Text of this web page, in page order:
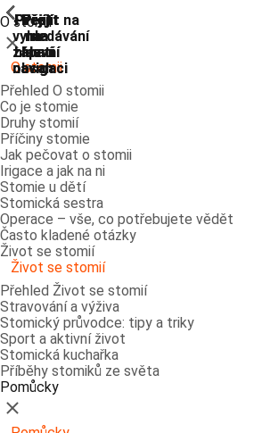
Přejít na
vyhledávání
Přejít
na
hlavní
navigaci
Přejít
na
hlavní
navigaci
Přejít
na
hlavní
obsah
Přejít
na
zápatí
O stomii
ShowPrevious
Zavřít
O stomii
Přehled O stomii
Co je stomie
Druhy stomií
Příčiny stomie
Jak pečovat o stomii
Irigace a jak na ni
Stomie u dětí
Stomická sestra
Operace – vše, co potřebujete vědět
Často kladené otázky
Život se stomií
ShowPrevious
Život se stomií
Přehled Život se stomií
Stravování a výživa
Stomický průvodce: tipy a triky
Sport a aktivní život
Stomická kuchařka
Příběhy stomiků ze světa
Pomůcky
ShowPrevious
Zavřít
ShowPrevious
ShowPrevious
ShowPrevious
ShowPrevious
ShowPrevious